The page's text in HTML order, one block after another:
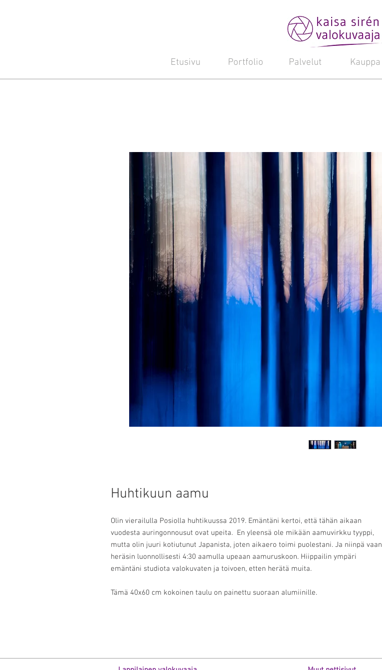
Etusivu Portfolio Palvelut Kauppa
Huhtikuun aamu
Olin vierailulla Posiolla huhtikuussa 2019. Emäntäni kertoi, että tähän aikaan
vuodesta auringonnousut ovat upeita. En yleensä ole mikään aamuvirkku tyyppi,
mutta olin juuri kotiutunut Japanista, joten aikaero toimi puolestani. Ja niinpä vaan
heräsin luonnollisesti 4:30 aamulla upeaan aamuruskoon. Hiippailin ympäri
emäntäni studiota valokuvaten ja toivoen, etten herätä muita.
Tämä 40x60 cm kokoinen taulu on painettu suoraan alumiinille.